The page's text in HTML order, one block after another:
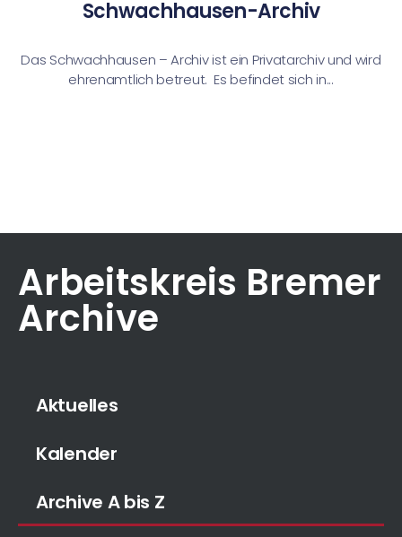
Schwachhausen-Archiv
Das Schwachhausen – Archiv ist ein Privatarchiv und wird
ehrenamtlich betreut. Es befindet sich in...
Arbeitskreis Bremer
Archive
Aktuelles
Kalender
Archive A bis Z